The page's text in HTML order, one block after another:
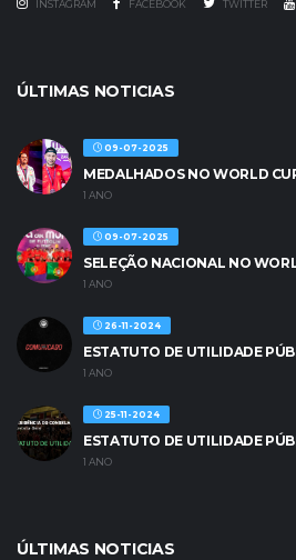
INSTAGRAM FACEBOOK TWITTER
ÚLTIMAS NOTICIAS
09-07-2025
MEDALHADOS NO WORLD
1 ANO
09-07-2025
SELEÇÃO NACIONAL NO
1 ANO
26-11-2024
ESTATUTO DE UTILIDADE
1 ANO
25-11-2024
ESTATUTO DE UTILIDADE
1 ANO
ÚLTIMAS NOTICIAS